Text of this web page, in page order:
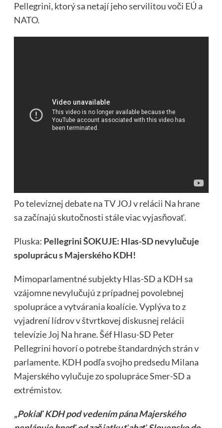
Pellegrini, ktorý sa netají jeho servilitou voči EÚ a
NATO.
Po televíznej debate na TV JOJ v relácii Na hrane
sa začínajú skutočnosti stále viac vyjasňovať.
Pluska: Pellegrini ŠOKUJE: Hlas-SD nevylučuje
spoluprácu s Majerského KDH!
Mimoparlamentné subjekty Hlas-SD a KDH sa
vzájomne nevylučujú z prípadnej povolebnej
spolupráce a vytvárania koalície. Vyplýva to z
vyjadrení lídrov v štvrtkovej diskusnej relácii
televízie Joj Na hrane. Šéf Hlasu-SD Peter
Pellegrini hovorí o potrebe štandardných strán v
parlamente. KDH podľa svojho predsedu Milana
Majerského vylučuje zo spolupráce Smer-SD a
extrémistov.
„Pokiaľ KDH pod vedením pána Majerského